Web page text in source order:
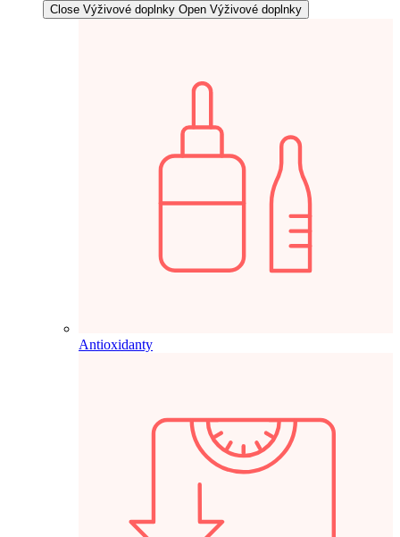
Close Výživové doplnky Open Výživové doplnky
Antioxidanty